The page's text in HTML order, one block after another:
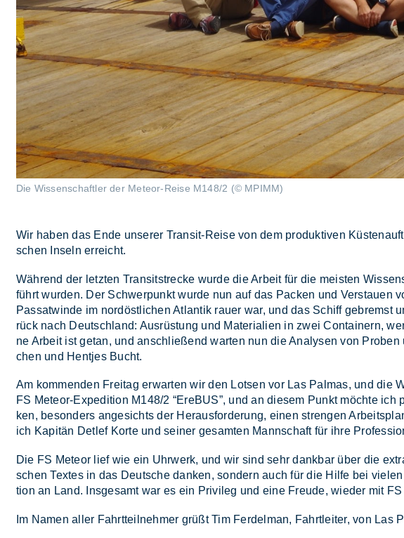
Die Wissenschaftler der Meteor-Reise M148/2 (© MPIMM)
Wir ha­ben das Ende un­se­rer Tran­sit-Rei­se von dem pro­duk­ti­ven
schen In­seln er­reicht.
Wäh­rend der letz­ten Tran­sit­stre­cke wur­de die Ar­beit für die meis­ten
führt wur­den. Der Schwer­punkt wur­de nun auf das Pa­cken und
Pas­sat­win­de im nord­öst­li­chen At­lan­tik rau­er war, und das Schiff
rück nach Deutsch­land: Aus­rüs­tung und Ma­te­ria­li­en in zwei Con­tai­nern,
ne Ar­beit ist ge­tan, und an­schlie­ßend war­ten nun die Ana­ly­sen von
chen und Hent­jes Bucht.
Am kom­men­den Frei­tag er­war­ten wir den Lot­sen vor Las Pal­mas, und die
FS Me­te­or-Ex­pe­di­ti­on M148/​2 “Er­e­BUS”, und an die­sem Punkt möch­te
ken, be­son­ders an­ge­sichts der Her­aus­for­de­rung, ei­nen stren­gen
ich Ka­pi­tän Det­lef Kor­te und sei­ner ge­sam­ten Mann­schaft für ihre
Die FS Me­te­or lief wie ein Uhr­werk, und wir sind sehr dank­bar über die
schen Tex­tes in das Deut­sche dan­ken, son­dern auch für die Hil­fe bei
ti­on an Land. Ins­ge­samt war es ein Pri­vi­leg und eine Freu­de, wie­der mit
Im Na­men al­ler Fahrt­teil­neh­mer grüßt Tim Fer­de­l­man, Fahrt­lei­ter, von Las